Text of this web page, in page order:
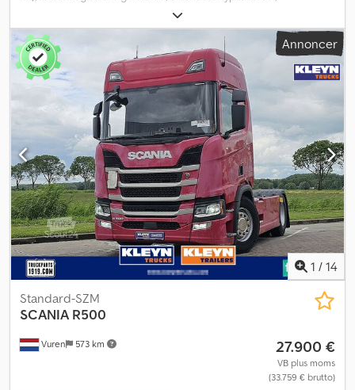
, akselafstand:
diesel, farve:anden, emissionsklasse:Euro 6, samlet længde:
5.960 mm
, samlet bredde:
, tilladt akselbelastning (aksel
1):7.100 kg , tilladt akselbelastning (aksel 2):11.500 kg
Produktionsår:
2017, Tekniske oplysninger Antal cylindre: 5
Motorkapacitet: 9.291 cm³ Maksimal belastning på foraksel: 7.100
kg Maksimal belastning på bagaksel: 11.500 kg Vægte Egenvægt:
7.366 kg Nyttelast: 11.234 kg Totalvægt: 18.600 kg Maks. trækkraft:
40.000 kg Kabine Antal siddepladser: 2 Crodpfx Agjzr Nkaexjf
Vedligeholdelse APK (obligatorisk teknisk inspektion): gyldig indtil
11.2026 Identifikation Registreringsnummer: 02-BKB-8 =
Firmaoplysninger = Bankoplysninger: Rabobank-konto:
39.33.10.655 IBAN: NL73RABO0393310655 Swift-kode: RABONL2U -
Kontroller altid vores bankoplysninger før transaktionen! -
Reservering af køretøjer er ikke mulig uden et depositum. - Tryk-
og skrivefejl er forbeholdt i forbindelse med alle tilbudte
køretøjer.
Annoncer
1 / 14
Vuren 573 km
Standard-SZM
SCANIA R500
27.900 €
VB plus moms
(33.759 € brutto)